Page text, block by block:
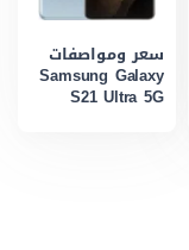
سعر ومواصفات
Samsung Galaxy
S21 Ultra 5G